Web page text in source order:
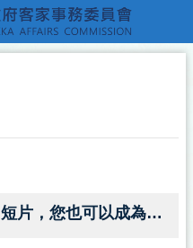
(轉知)「超級奶爸闖關去」短片，您也可以成為孩子的超人~